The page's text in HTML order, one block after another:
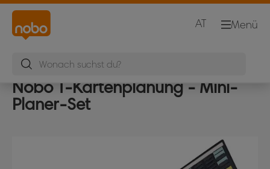
Menü
AT
Nobo T-Kartenplanung - Mini-
Planer-Set